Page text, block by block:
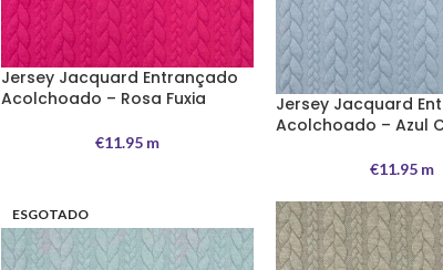
Jersey Jacquard Entrançado
Acolchoado – Rosa Fuxia
€11.95m
Jersey Jacquard
Acolchoado – Azul
€11.95 m
ESGOTADO